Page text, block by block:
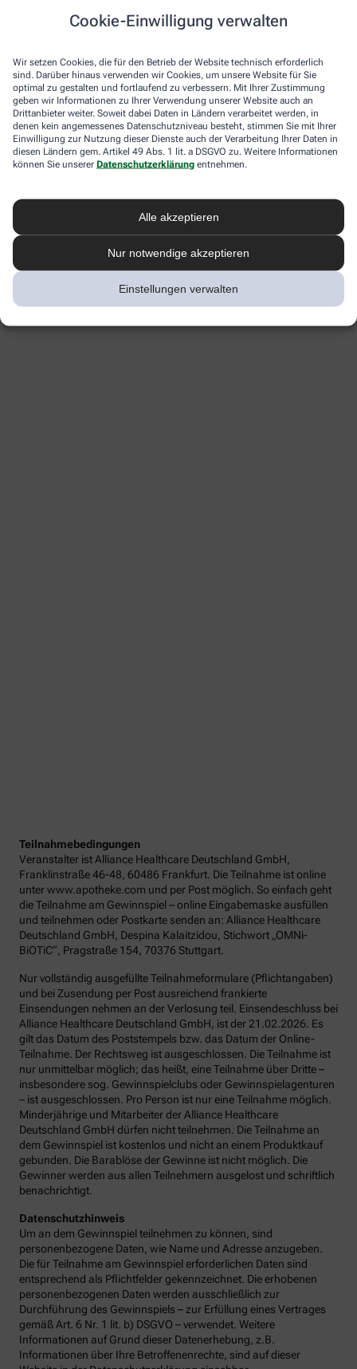
Cookie-Einwilligung verwalten
Wir setzen Cookies, die für den Betrieb der Website technisch erforderlich
sind. Darüber hinaus verwenden wir Cookies, um unsere Website für Sie
optimal zu gestalten und fortlaufend zu verbessern. Mit Ihrer Zustimmung
geben wir Informationen zu Ihrer Verwendung unserer Website auch an
Drittanbieter weiter. Soweit dabei Daten in Ländern verarbeitet werden, in
denen kein angemessenes Datenschutzniveau besteht, stimmen Sie mit Ihrer
Einwilligung zur Nutzung dieser Dienste auch der Verarbeitung Ihrer Daten in
diesen Ländern gem. Artikel 49 Abs. 1 lit. a DSGVO zu. Weitere Informationen
können Sie unserer Datenschutzerklärung entnehmen.
Alle akzeptieren
Nur notwendige akzeptieren
Einstellungen verwalten
Teilnahmebedingungen
Veranstalter ist Alliance Healthcare Deutschland GmbH,
Franklinstraße 46-48, 60486 Frankfurt. Die Teilnahme ist online
unter www.apotheke.com und per Post möglich. So einfach geht
die Teilnahme am Gewinnspiel – online Eingabemaske ausfüllen
und teilnehmen oder Postkarte senden an: Alliance Healthcare
Deutschland GmbH, Despina Kalaitzidou, Stichwort „OMNi-
BiOTiC“, Pragstraße 154, 70376 Stuttgart.
Nur vollständig ausgefüllte Teilnahmeformulare (Pflichtangaben)
und bei Zusendung per Post ausreichend frankierte
Einsendungen nehmen an der Verlosung teil. Einsendeschluss bei
Alliance Healthcare Deutschland GmbH, ist der 21.02.2026. Es
gilt das Datum des Poststempels bzw. das Datum der Online-
Teilnahme. Der Rechtsweg ist ausgeschlossen. Die Teilnahme ist
nur unmittelbar möglich; das heißt, eine Teilnahme über Dritte –
insbesondere sog. Gewinnspielclubs oder Gewinnspielagenturen
– ist ausgeschlossen. Pro Person ist nur eine Teilnahme möglich.
Minderjährige und Mitarbeiter der Alliance Healthcare
Deutschland GmbH dürfen nicht teilnehmen. Die Teilnahme an
dem Gewinnspiel ist kostenlos und nicht an einem Produktkauf
gebunden. Die Barablöse der Gewinne ist nicht möglich. Die
Gewinner werden aus allen Teilnehmern ausgelost und schriftlich
benachrichtigt.
Datenschutzhinweis
Um an dem Gewinnspiel teilnehmen zu können, sind
personenbezogene Daten, wie Name und Adresse anzugeben.
Die für Teilnahme am Gewinnspiel erforderlichen Daten sind
entsprechend als Pflichtfelder gekennzeichnet. Die erhobenen
personenbezogenen Daten werden ausschließlich zur
Durchführung des Gewinnspiels – zur Erfüllung eines Vertrages
gemäß Art. 6 Nr. 1 lit. b) DSGVO – verwendet. Weitere
Informationen auf Grund dieser Datenerhebung, z.B.
Informationen über Ihre Betroffenenrechte, sind auf dieser